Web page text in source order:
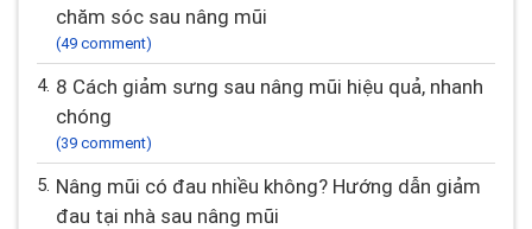
chăm sóc sau nâng mũi
(49 comment)
4. 8 Cách giảm sưng sau nâng mũi hiệu quả, nhanh
chóng
(39 comment)
5. Nâng mũi có đau nhiều không? Hướng dẫn giảm
đau tại nhà sau nâng mũi